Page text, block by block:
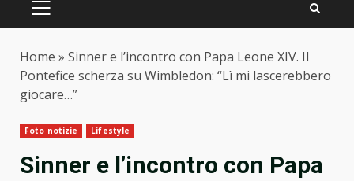
PRIMARY
Home » Sinner e l’incontro con Papa Leone XIV. Il
Pontefice scherza su Wimbledon: “Lì mi lascerebbero
giocare…”
Foto notizie Lifestyle
Sinner e l’incontro con Papa